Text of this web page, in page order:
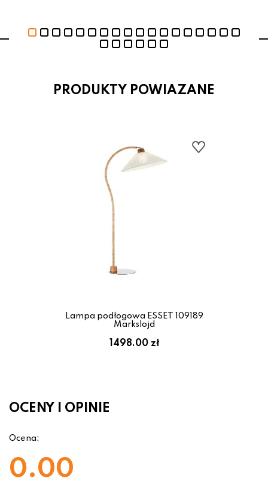
PRODUKTY POWIAZANE
Lampa podłogowa ESSET 109189
Markslojd
1498.00 zł
OCENY I OPINIE
Ocena:
0.00